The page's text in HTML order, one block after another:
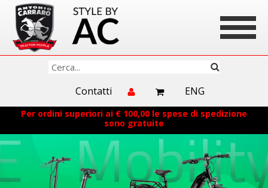
Contatti ENG
Per ordini superiori ai € 100,00 le spese di spedizione
sono gratuite